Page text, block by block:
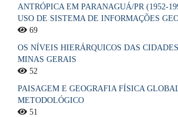
ANTRÓPICA EM PARANAGUÁ/PR (1952-
USO DE SISTEMA DE INFORMAÇÕES
69
OS NÍVEIS HIERÁRQUICOS DAS
MINAS GERAIS
52
PAISAGEM E GEOGRAFIA FÍSICA
METODOLÓGICO
51